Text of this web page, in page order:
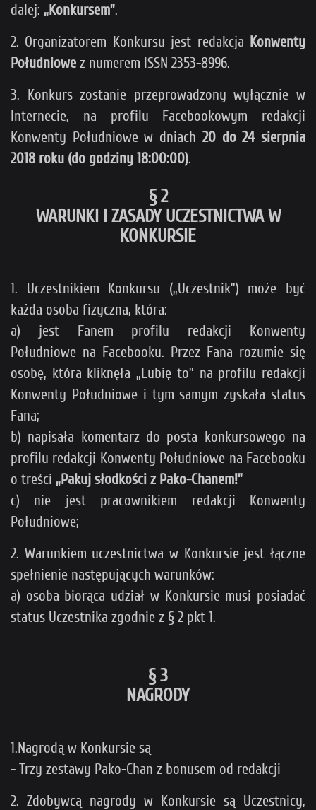
dalej: „Konkursem”.
2. Organizatorem Konkursu jest redakcja Konwenty
Południowe z numerem ISSN 2353-8996.
3. Konkurs zostanie przeprowadzony wyłącznie w
Internecie, na profilu Facebookowym redakcji
Konwenty Południowe w dniach 20 do 24 sierpnia
2018 roku (do godziny 18:00:00).
§ 2
WARUNKI I ZASADY UCZESTNICTWA W
KONKURSIE
1. Uczestnikiem Konkursu („Uczestnik”) może być
każda osoba fizyczna, która:
a) jest Fanem profilu redakcji Konwenty
Południowe na Facebooku. Przez Fana rozumie się
osobę, która kliknęła „Lubię to” na profilu redakcji
Konwenty Południowe i tym samym zyskała status
Fana;
b) napisała komentarz do posta konkursowego na
profilu redakcji Konwenty Południowe na Facebooku
o treści „Pakuj słodkości z Pako-Chanem!”
c) nie jest pracownikiem redakcji Konwenty
Południowe;
2. Warunkiem uczestnictwa w Konkursie jest łączne
spełnienie następujących warunków:
a) osoba biorąca udział w Konkursie musi posiadać
status Uczestnika zgodnie z § 2 pkt 1.
§ 3
NAGRODY
1.Nagrodą w Konkursie są
- Trzy zestawy Pako-Chan z bonusem od redakcji
2. Zdobywcą nagrody w Konkursie są Uczestnicy,